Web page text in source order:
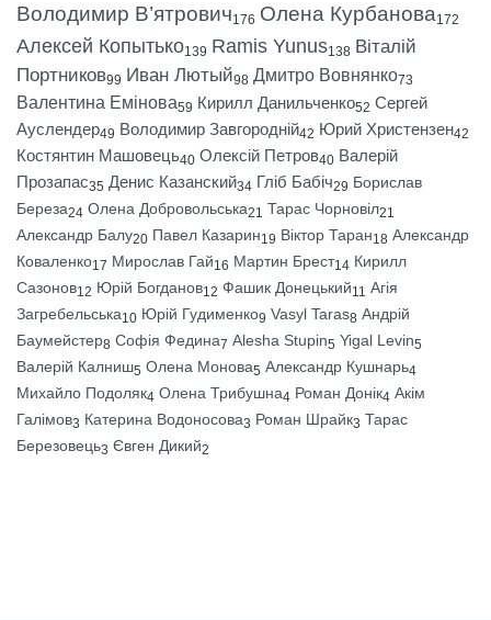
Володимир В’ятрович176 Олена Курбанова172
Алексей Копытько139 Ramis Yunus138 Віталій
Портников99 Иван Лютый98 Дмитро Вовнянко73
Валентина Емінова59 Кирилл Данильченко52 Сергей
Ауслендер49 Володимир Завгородній42 Юрий Христензен42
Костянтин Машовець40 Олексій Петров40 Валерій
Прозапас35 Денис Казанский34 Гліб Бабіч29 Борислав
Береза24 Олена Добровольська21 Тарас Чорновіл21
Александр Балу20 Павел Казарин19 Віктор Таран18 Александр
Коваленко17 Мирослав Гай16 Мартин Брест14 Кирилл
Сазонов12 Юрій Богданов12 Фашик Донецький11 Агія
Загребельська10 Юрій Гудименко9 Vasyl Taras8 Андрій
Баумейстер8 Софія Федина7 Alesha Stupin5 Yigal Levin5
Валерій Калниш5 Олена Монова5 Александр Кушнарь4
Михайло Подоляк4 Олена Трибушна4 Роман Донік4 Акім
Галімов3 Катерина Водоносова3 Роман Шрайк3 Тарас
Березовець3 Євген Дикий2